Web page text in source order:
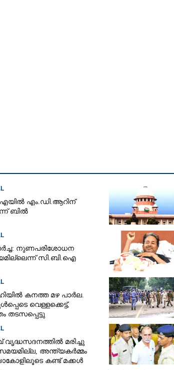
എം.ഡി.ആറിന്
ബിൽ
നുണപരിശോധന
സി.ബി.ഐ
കനത്ത മഴ പാർല.
വെള്ളക്കെട്ട്,
തടസപ്പെട്ടു
വൃദ്ധസദനത്തിൽ മരിച്ചു
അന്ത്യകർമ്മം
കണ്ട് മക്കൾ
പൊതുയിടങ്ങളിൽ മൃഗസ്നേഹം വേണ്ട:
തെരുവ് നായ്ക്കൾക്ക് ഏർപ്പെടുത്തിയ
നിയന്ത്രണങ്ങൾ തുടരണം,​ അപേക്ഷകൾ
തള്ളി സുപ്രീംകോടതി